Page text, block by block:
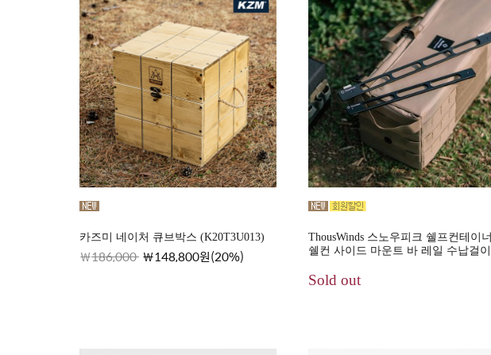
카즈미 네이처 큐브박스 (K20T3U013)
186,000 148,800원(20%)
ThousWinds 스노우피크 쉘프컨테이너
쉘컨 사이드 마운트 바 레일 수납걸이
Sold out